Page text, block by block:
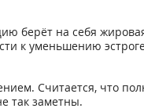
берёт на себя
к уменьшению
Считается, что
так заметны.